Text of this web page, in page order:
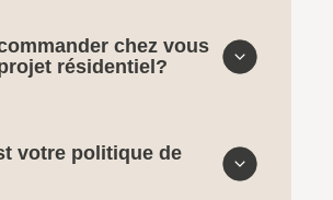
chez vous
résidentiel?
votre politique de